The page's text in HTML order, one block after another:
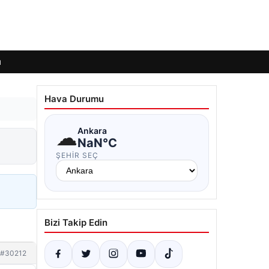
#30212
Hava Durumu
☁Ankara
NaN°C
ŞEHIR SEÇ
Bizi Takip Edin